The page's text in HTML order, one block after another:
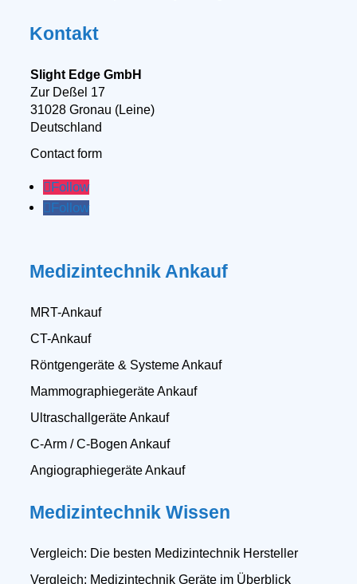
Kontakt
Slight Edge GmbH
Zur Deßel 17
31028 Gronau (Leine)
Deutschland
Contact form
Follow
Follow
Medizintechnik Ankauf
MRT-Ankauf
CT-Ankauf
Röntgengeräte & Systeme Ankauf
Mammographiegeräte Ankauf
Ultraschallgeräte Ankauf
C-Arm / C-Bogen Ankauf
Angiographiegeräte Ankauf
Medizintechnik Wissen
Vergleich: Die besten Medizintechnik Hersteller
Vergleich: Medizintechnik Geräte im Überblick